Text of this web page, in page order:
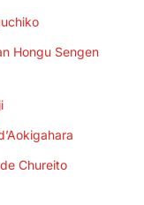
Hongu Sengen
Chureito